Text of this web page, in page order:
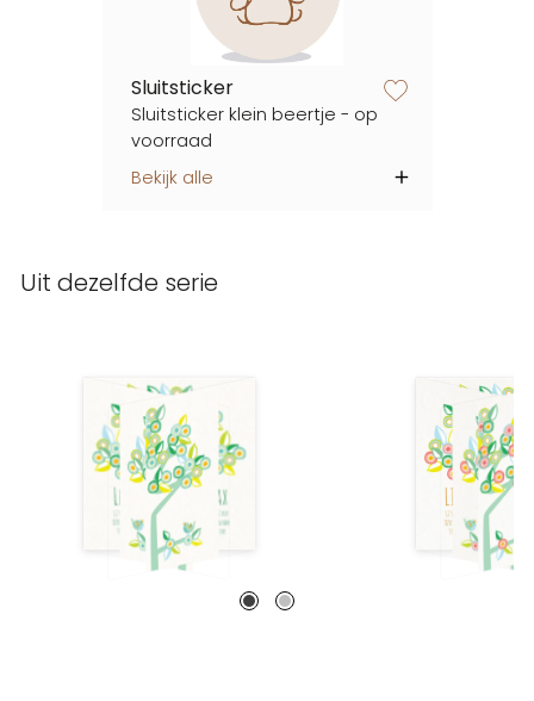
Sluitsticker
Sluitsticker klein beertje - op
voorraad
Bekijk alle
Uit dezelfde serie